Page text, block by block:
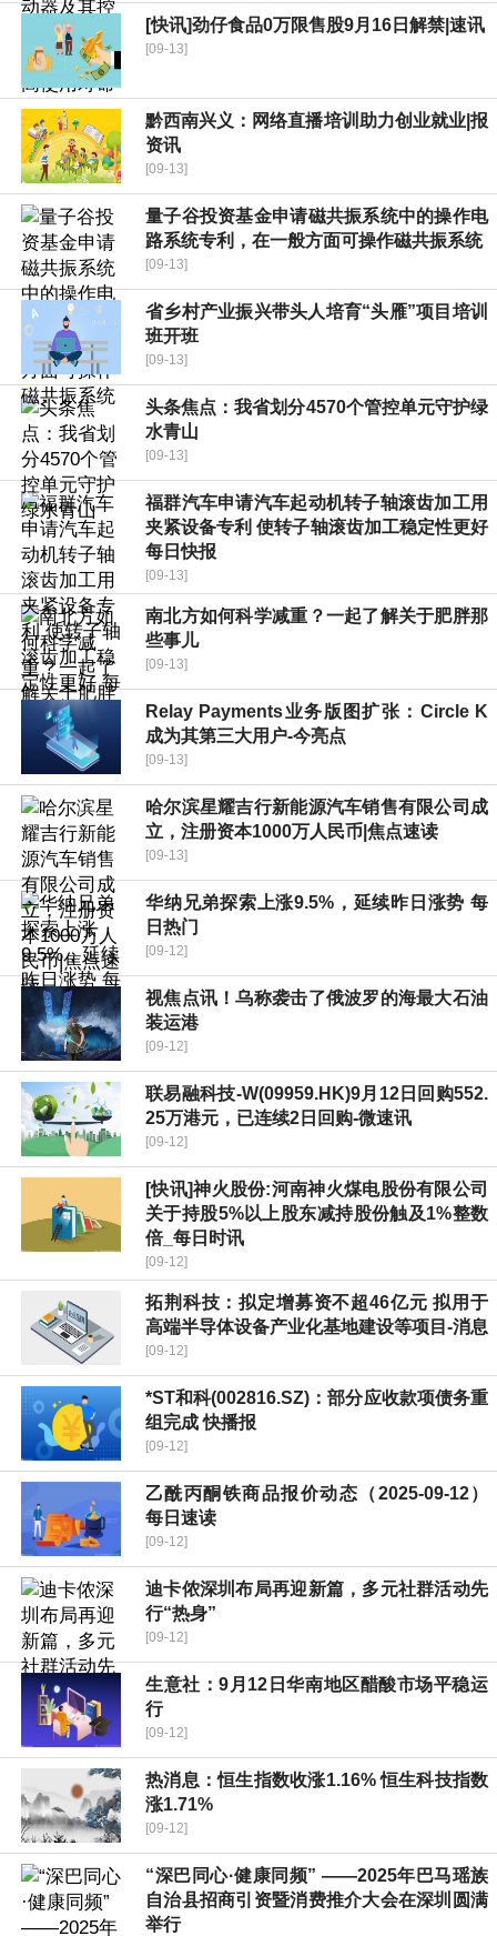
[快讯]劲仔食品0万限售股9月16日解禁|速讯
[09-13]
黔西南兴义：网络直播培训助力创业就业|报
资讯
[09-13]
量子谷投资基金申请磁共振系统中的操作电
路系统专利，在一般方面可操作磁共振系统
[09-13]
省乡村产业振兴带头人培育“头雁”项目培训
班开班
[09-13]
头条焦点：我省划分4570个管控单元守护绿
水青山
[09-13]
福群汽车申请汽车起动机转子轴滚齿加工用
夹紧设备专利 使转子轴滚齿加工稳定性更好
每日快报
[09-13]
南北方如何科学减重？一起了解关于肥胖那
些事儿
[09-13]
Relay Payments业务版图扩张：Circle K
成为其第三大用户-今亮点
[09-13]
哈尔滨星耀吉行新能源汽车销售有限公司成
立，注册资本1000万人民币|焦点速读
[09-13]
华纳兄弟探索上涨9.5%，延续昨日涨势 每
日热门
[09-12]
视焦点讯！乌称袭击了俄波罗的海最大石油
装运港
[09-12]
联易融科技-W(09959.HK)9月12日回购552.
25万港元，已连续2日回购-微速讯
[09-12]
[快讯]神火股份:河南神火煤电股份有限公司
关于持股5%以上股东减持股份触及1%整数
倍_每日时讯
[09-12]
拓荆科技：拟定增募资不超46亿元 拟用于
高端半导体设备产业化基地建设等项目-消息
[09-12]
*ST和科(002816.SZ)：部分应收款项债务重
组完成 快播报
[09-12]
乙酰丙酮铁商品报价动态（2025-09-12）
每日速读
[09-12]
迪卡侬深圳布局再迎新篇，多元社群活动先
行“热身”
[09-12]
生意社：9月12日华南地区醋酸市场平稳运
行
[09-12]
热消息：恒生指数收涨1.16% 恒生科技指数
涨1.71%
[09-12]
“深巴同心·健康同频” ——2025年巴马瑶族
自治县招商引资暨消费推介大会在深圳圆满
举行